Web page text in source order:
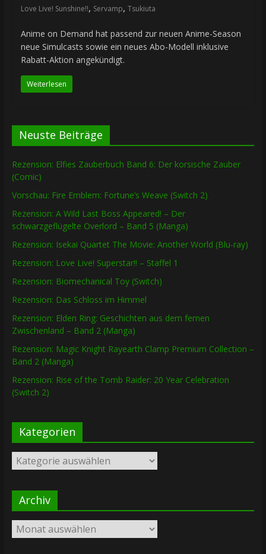
Love Live! Sunshine!!, Servamp, Tsukiuta
Anime on Demand hat passend zur neuen Anime-Season
neue Simulcasts sowie ein neues Abo-Modell inklusive
Rabatt-Aktion angekündigt.
Weiterlesen
Neuste Beiträge
Rezension: Elfies Zauberbuch Band 6: Der korsische Zauber
(Comic)
Vorschau: Fire Emblem: Fortune’s Weave (Switch 2)
Rezension: A Wild Last Boss Appeared! – Der
schwarzgeflügelte Overlord – Band 5 (Manga)
Rezension: Isekai Quartet The Movie: Another World (Blu-ray)
Rezension: Love Live! Superstar!! – Staffel 1
Rezension: Biomechanical Toy (Switch)
Rezension: Das Schloss im Himmel
Rezension: Elden Ring: Geschichten aus dem fernen
Zwischenland – Band 2 (Manga)
Rezension: Magic Knight Rayearth Clamp Premium Collection –
Band 2 (Manga)
Rezension: Rise of the Tomb Raider: 20 Year Celebration
(Switch 2)
Kategorien
Kategorien
Archiv
Archiv